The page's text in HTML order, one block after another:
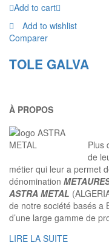
Add to cart
Add to wishlist
Comparer
TOLE GALVA
À PROPOS
Plus
de
métier qui leur a permet
dénomination
ASTRA METAL
de notre société basés a
d’une large gamme de
LIRE LA SUITE